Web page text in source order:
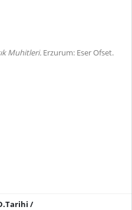
Muhitleri. Erzurum: Eser Ofset.
/